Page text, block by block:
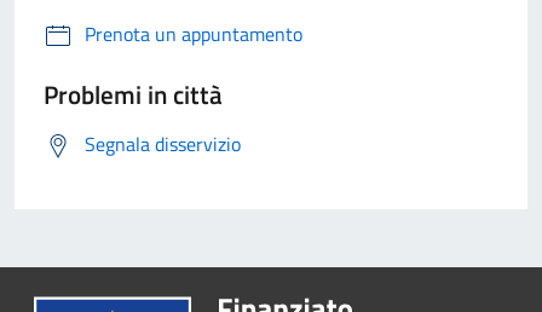
Prenota un appuntamento
Problemi in città
Segnala disservizio